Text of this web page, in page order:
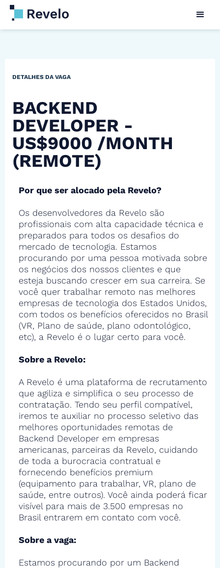
DETALHES DA VAGA
BACKEND
DEVELOPER -
US$9000 /MONTH
(REMOTE)
Por que ser alocado pela Revelo?
Os desenvolvedores da Revelo são
profissionais com alta capacidade técnica e
preparados para todos os desafios do
mercado de tecnologia. Estamos
procurando por uma pessoa motivada sobre
os negócios dos nossos clientes e que
esteja buscando crescer em sua carreira. Se
você quer trabalhar remoto nas melhores
empresas de tecnologia dos Estados Unidos,
com todos os benefícios oferecidos no Brasil
(VR, Plano de saúde, plano odontológico,
etc), a Revelo é o lugar certo para você.
Sobre a Revelo:
A Revelo é uma plataforma de recrutamento
que agiliza e simplifica o seu processo de
contratação. Tendo seu perfil compatível,
iremos te auxiliar no processo seletivo das
melhores oportunidades remotas de
Backend Developer em empresas
americanas, parceiras da Revelo, cuidando
de toda a burocracia contratual e
fornecendo benefícios premium
(equipamento para trabalhar, VR, plano de
saúde, entre outros). Você ainda poderá ficar
visível para mais de 3.500 empresas no
Brasil entrarem em contato com você.
Sobre a vaga:
Estamos procurando por um Backend